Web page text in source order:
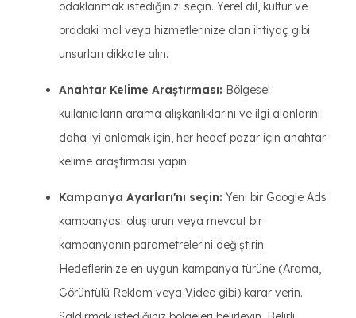
odaklanmak istediğinizi seçin. Yerel dil, kültür ve
oradaki mal veya hizmetlerinize olan ihtiyaç gibi
unsurları dikkate alın.
Anahtar Kelime Araştırması: Bölgesel
kullanıcıların arama alışkanlıklarını ve ilgi alanlarını
daha iyi anlamak için, her hedef pazar için anahtar
kelime araştırması yapın.
Kampanya Ayarları'nı seçin: Yeni bir Google Ads
kampanyası oluşturun veya mevcut bir
kampanyanın parametrelerini değiştirin.
Hedeflerinize en uygun kampanya türüne (Arama,
Görüntülü Reklam veya Video gibi) karar verin.